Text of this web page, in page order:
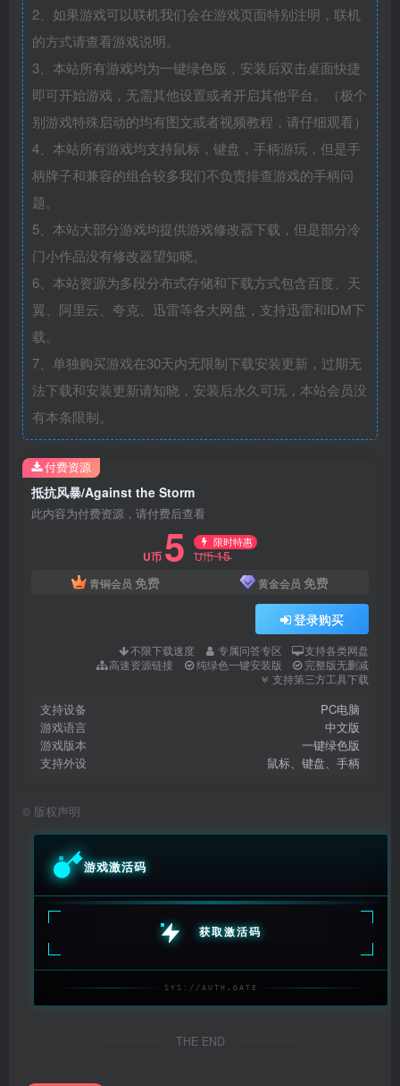
2、如果游戏可以联机我们会在游戏页面特别注明，联机
的方式请查看游戏说明。
3、本站所有游戏均为一键绿色版，安装后双击桌面快捷
即可开始游戏，无需其他设置或者开启其他平台。（极个
别游戏特殊启动的均有图文或者视频教程，请仔细观看）
4、本站所有游戏均支持鼠标，键盘，手柄游玩，但是手
柄牌子和兼容的组合较多我们不负责排查游戏的手柄问
题。
5、本站大部分游戏均提供游戏修改器下载，但是部分冷
门小作品没有修改器望知晓。
6、本站资源为多段分布式存储和下载方式包含百度、天
翼、阿里云、夸克、迅雷等各大网盘，支持迅雷和IDM下
载。
7、单独购买游戏在30天内无限制下载安装更新，过期无
法下载和安装更新请知晓，安装后永久可玩，本站会员没
有本条限制。
抵抗风暴/Against the Storm
此内容为付费资源，请付费后查看
U币 5 限时特惠
U币15
青铜会员 免费 黄金会员 免费
登录购买
不限下载速度 专属问答专区
支持各类网盘
高速资源链接
纯绿色一键安装版
完整版无删减
支持第三方工具下载
支持设备
PC电脑
游戏语言
中文版
游戏版本
一键绿色版
支持外设
鼠标、键盘、手柄
付费资源
© 版权声明
游戏激活码
获取激活码
SYS://AUTH.GATE
THE END